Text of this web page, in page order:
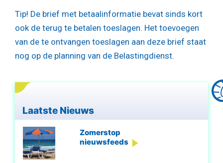
Tip! De brief met betaalinformatie bevat sinds kort
ook de terug te betalen toeslagen. Het toevoegen
van de te ontvangen toeslagen aan deze brief staat
nog op de planning van de Belastingdienst.
Laatste Nieuws
Zomerstop
nieuwsfeeds